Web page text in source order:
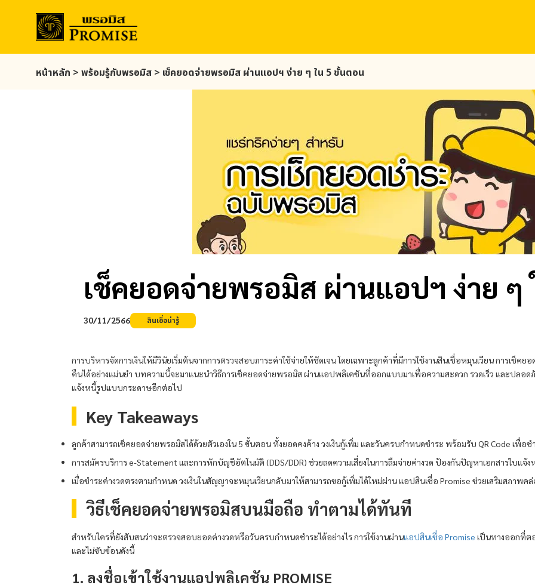
หน้าหลัก > พร้อมรู้กับพรอมิส > เช็คยอดจ่ายพรอมิส ผ่านแอปฯ ง่าย ๆ ใน 5 ขั้นตอน
เช็คยอดจ่ายพรอมิส ผ่านแอปฯ ง่าย ๆ
30/11/2566 สินเชื่อน่ารู้
การบริหารจัดการเงินให้มีวินัยเริ่มต้นจากการตรวจสอบภาระค่าใช้จ่ายให้ชัดเจน โดยเฉพาะลูกค้าที่มีการใช้งานสินเชื่อหมุนเวียน การเช็คยอ
คืนได้อย่างแม่นยำ บทความนี้จะมาแนะนำวิธีการเช็คยอดจ่ายพรอมิสผ่านแอปพลิเคชันที่ออกแบบมาเพื่อความสะดวก รวดเร็ว และปลอด
แจ้งหนี้รูปแบบกระดาษอีกต่อไป
Key Takeaways
ลูกค้าสามารถเช็คยอดจ่ายพรอมิสได้ด้วยตัวเองใน 5 ขั้นตอน ทั้งยอดคงค้าง วงเงินกู้เพิ่ม และวันครบกำหนดชำระ พร้อมรับ QR Code เพื่อ
การสมัครบริการ e-Statement และการหักบัญชีอัตโนมัติ (DDS/DDR) ช่วยลดความเสี่ยงในการลืมจ่ายค่างวด ป้องกันปัญหาเอกสารใบแ
เมื่อชำระค่างวดตรงตามกำหนด วงเงินในสัญญาจะหมุนเวียนกลับมาให้สามารถขอกู้เพิ่มได้ใหม่ผ่าน แอปสินเชื่อ Promise ช่วยเสริมสภาพค
วิธีเช็คยอดจ่ายพรอมิสบนมือถือ ทำตามได้ทันที
สำหรับใครที่ยังสับสนว่าจะตรวจสอบยอดค่างวดหรือวันครบกำหนดชำระได้อย่างไร การใช้งานผ่านแอปสินเชื่อ Promise เป็นทางออกที่ต
และไม่ซับซ้อนดังนี้
1. ลงชื่อเข้าใช้งานแอปพลิเคชัน PROMISE